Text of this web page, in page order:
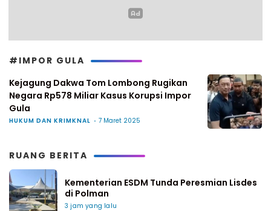
#IMPOR GULA
Kejagung Dakwa Tom Lombong Rugikan
Negara Rp578 Miliar Kasus Korupsi Impor
Gula
HUKUM DAN KRIMKNAL 7 Maret 2025
RUANG BERITA
Kementerian ESDM Tunda Peresmian Lisdes
di Polman
3 jam yang lalu